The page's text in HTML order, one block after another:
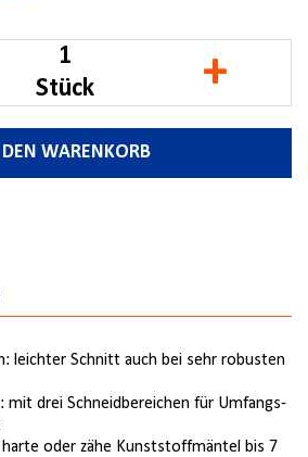
Stück +
WARENKORB
leichter Schnitt auch bei sehr robusten
mit drei Schneidbereichen für Umfangs-
harte oder zähe Kunststoffmäntel bis 7